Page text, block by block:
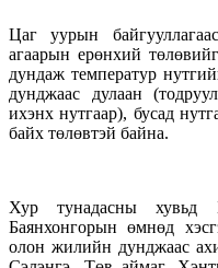
Цаг уурын
агаарын ерөнхий
дундаж температур
дунджаас дулаан
ихэнх нутгаар), бусад
байх төлөвтэй байна.
Хур тунадасны хувьд
Баянхонгорын өмнөд
олон жилийн дунджаас